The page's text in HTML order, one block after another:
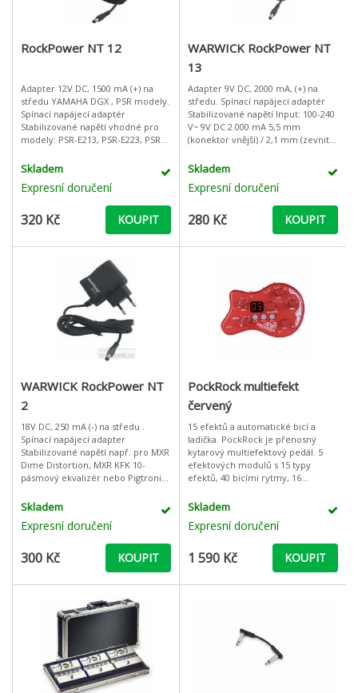
RockPower NT 12
Adapter 12V DC, 1500 mA (+) na
středu YAMAHA DGX , PSR modely.
Spínací napájecí adaptér
Stabilizované napětí vhodné pro
modely: PSR-E213, PSR-E223, PSR-
E413, PSR-350, 450, PSR
Skladem
Expresní doručení
320 Kč KOUPIT
WARWICK RockPower NT
13
Adapter 9V DC, 2000 mA, (+) na
středu. Spínací napájecí adaptér
Stabilizované napětí Input: 100-240
V~ 9V DC 2.000 mA 5,5 mm
(konektor vnější) / 2,1 mm (zevnitř),
Skladem
Expresní doručení
280 Kč KOUPIT
WARWICK RockPower NT
2
18V DC, 250 mA (-) na středu .
Spínací napájecí adapter
Stabilizované napětí např. pro MXR
Dime Distortion, MXR KFK 10-
pásmový ekvalizér nebo Pigtronix
mA 5,5 mm
Skladem
Expresní doručení
300 Kč KOUPIT
PockRock multiefekt
červený
15 efektů a automatické bicí a
ladička. PockRock je přenosný
kytarový multiefektový pedál. 5
efektových modulů s 15 typy
efektů, 40 bicími rytmy, 16
uživatelskými patchi. Není to jen
Skladem
Expresní doručení
1 590 Kč KOUPIT